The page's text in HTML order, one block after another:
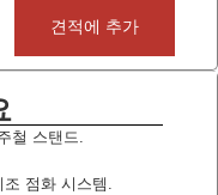
견적에 추가
철 스탠드.
점화 시스템.